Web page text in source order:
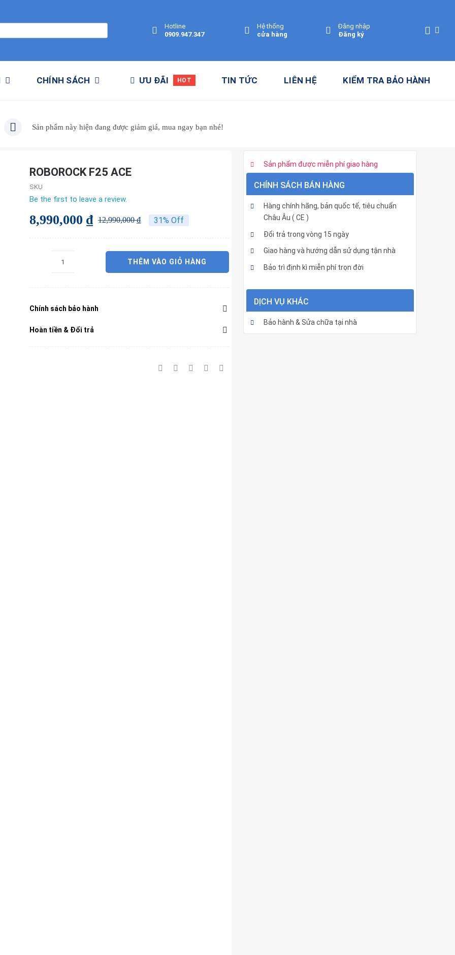
Hotline
0909.947.347
Hệ thống
cửa hàng
Đăng nhập
Đăng ký
CHÍNH SÁCH ƯU ĐÃI HOT TIN TỨC LIÊN HỆ KIỂM TRA BẢO HÀNH
Sản phẩm này hiện đang được giảm giá, mua ngay bạn nhé!
ROBOROCK F25 ACE
SKU
Be the first to leave a review.
12,990,000₫Giá
là:
12,990,000 ₫.
8,990,000 ₫
Giá
tại
là:
31% Off
số
lượng
THÊM VÀO GIỎ HÀNG
Chính sách bảo hành
Hoàn tiền & Đổi trả
Sản phẩm được miễn phí giao hàng
CHÍNH SÁCH BÁN HÀNG
Hàng chính hãng, bản quốc tế, tiêu chuẩn
Châu Âu ( CE )
Đổi trả trong vòng 15 ngày
Giao hàng và hướng dẫn sử dụng tận nhà
Bảo trì định kì miễn phí trọn đời
DỊCH VỤ KHÁC
Bảo hành & Sửa chữa tại nhà